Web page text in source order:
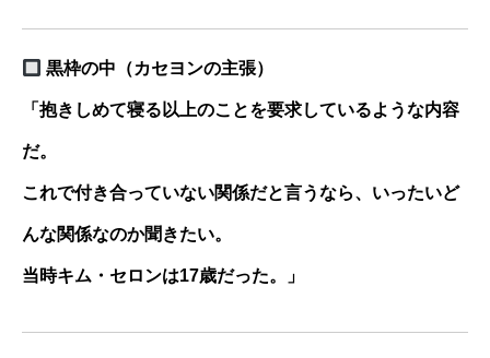
黒枠の中（カセヨンの主張）
「抱きしめて寝る以上のことを要求しているような内容
だ。
これで付き合っていない関係だと言うなら、いったいど
んな関係なのか聞きたい。
当時キム・セロンは17歳だった。」